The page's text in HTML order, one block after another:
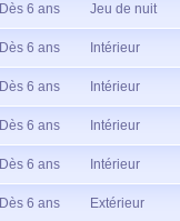
Dès 6 ans Jeu de nuit
Dès 6 ans Intérieur
Dès 6 ans Intérieur
Dès 6 ans Intérieur
Dès 6 ans Intérieur
Dès 6 ans Extérieur